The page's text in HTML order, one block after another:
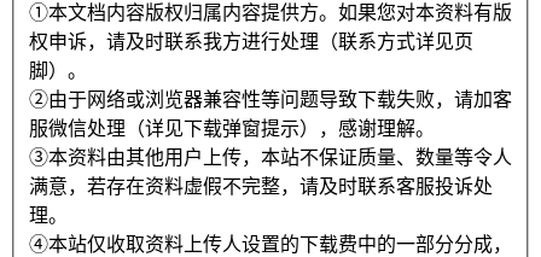
①本文档内容版权归属内容提供方。如果您对本资料有版
权申诉，请及时联系我方进行处理（联系方式详见页
脚）。
②由于网络或浏览器兼容性等问题导致下载失败，请加客
服微信处理（详见下载弹窗提示），感谢理解。
③本资料由其他用户上传，本站不保证质量、数量等令人
满意，若存在资料虚假不完整，请及时联系客服投诉处
理。
④本站仅收取资料上传人设置的下载费中的一部分分成，